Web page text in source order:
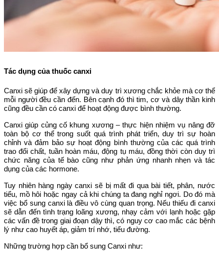
Tác dụng của thuốc canxi
Canxi sẽ giúp để xây dựng và duy trì xương chắc khỏe mà cơ thể
mỗi người đều cần đến. Bên cạnh đó thì tim, cơ và dây thần kinh
cũng đều cần có canxi để hoạt động được bình thường.
Canxi giúp củng cố khung xương – thực hiện nhiệm vụ nâng đỡ
toàn bộ cơ thể trong suốt quá trình phát triển, duy trì sự hoàn
chỉnh và đảm bảo sự hoạt động bình thường của các quá trình
trao đổi chất, tuần hoàn máu, động tụ máu, đồng thời còn duy trì
chức năng của tế bào cũng như phản ứng nhanh nhẹn và tác
dụng của các hormone.
Tuy nhiên hàng ngày canxi sẽ bị mất đi qua bài tiết, phân, nước
tiểu, mồ hôi hoặc ngay cả khi chúng ta đang nghỉ ngơi. Do đó mà
việc bổ sung canxi là điều vô cùng quan trọng. Nếu thiếu đi canxi
sẽ dẫn đến tình trạng loãng xương, nhạy cảm với lạnh hoặc gặp
các vấn đề trong giai đoạn dậy thì, có nguy cơ cao mắc các bệnh
lý như cao huyết áp, giảm trí nhớ, tiểu đường.
Những trường hợp cần bổ sung Canxi như: